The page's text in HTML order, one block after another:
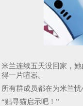
米兰连续五天没回家，
得一片喧嚣。
所有群成员都在为米兰
“贴寻猫启示吧！”